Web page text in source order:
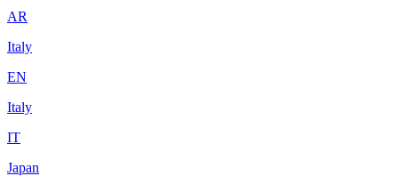
AR
Italy
EN
Italy
IT
Japan